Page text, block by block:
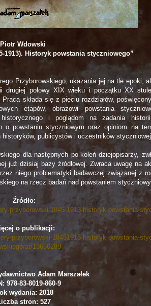
Piotr Wdowski
1913). Historyk powstania styczniowego”
Przyborowskiego, ukazania jej na tle epoki,
drugiej połowy XIX wieku i początku XX
składa się z pięciu rozdziałów,
etapów, obrazowi powstania
i poglądom na zadania
o powstaniu styczniowym oraz opiniom na
historyków, publicystów i uczestników
dla następnych po-koleń dziejopisarzy,
już dzisiaj bazy źródłowej. Zwraca uwagę na
niego problematyki badawczej związanej z
na rzecz badań nad powstaniem
Źródło:
przyborowski-1845-1913-historyk-powstania-
o publikacji:
przyborowski-18451913-historyk-powstania-
ar/13650289
Adam Marszałek
978-83-8019-860-9
wydania: 2018
stron: 527